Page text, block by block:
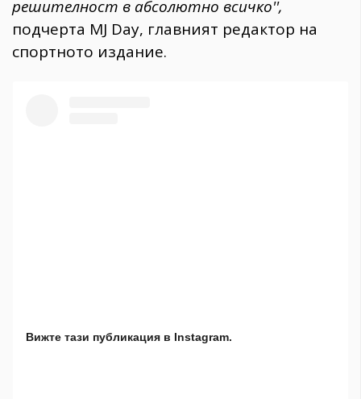
решителност в абсолютно всичко'',
подчерта MJ Day, главният редактор на
спортното издание.
Вижте тази публикация в Instagram.